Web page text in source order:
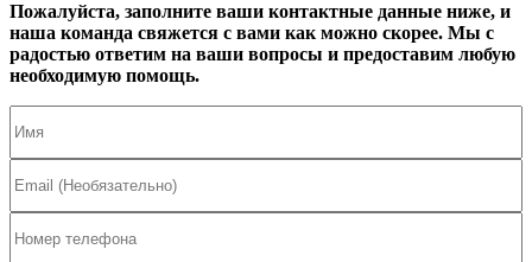
Пожалуйста, заполните ваши контактные данные ниже, и
наша команда свяжется с вами как можно скорее. Мы с
радостью ответим на ваши вопросы и предоставим любую
необходимую помощь.